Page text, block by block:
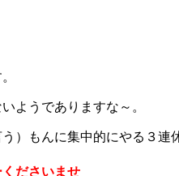
ようでありますな～。
）もんに集中的にやる３連
ださいませ